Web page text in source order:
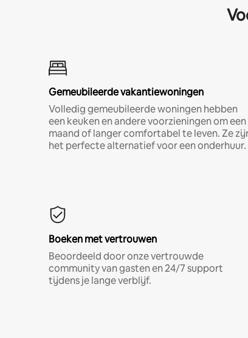
Gemeubileerde vakantiewoningen
Volledig gemeubileerde woningen hebben
een keuken en andere voorzieningen om een
maand of langer comfortabel te leven. Ze
het perfecte alternatief voor een onderhuur.
Boeken met vertrouwen
Beoordeeld door onze vertrouwde
community van gasten en 24/7 support
tijdens je lange verblijf.